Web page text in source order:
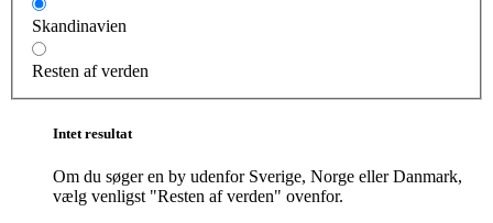
Skandinavien
Resten af verden
Intet resultat
Om du søger en by udenfor Sverige, Norge eller Danmark,
vælg venligst "Resten af verden" ovenfor.